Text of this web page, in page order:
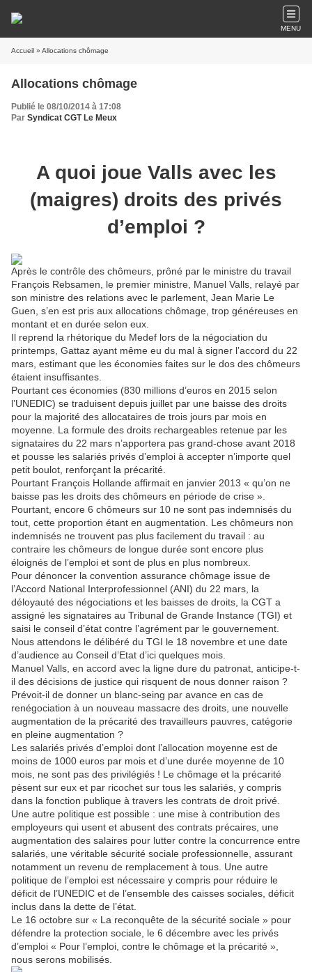
MENU
Accueil » Allocations chômage
Allocations chômage
Publié le 08/10/2014 à 17:08
Par Syndicat CGT Le Meux
A quoi joue Valls avec les
(maigres) droits des privés
d’emploi ?
Après le contrôle des chômeurs, prôné par le ministre du travail
François Rebsamen, le premier ministre, Manuel Valls, relayé par
son ministre des relations avec le parlement, Jean Marie Le
Guen, s’en est pris aux allocations chômage, trop généreuses en
montant et en durée selon eux.
Il reprend la rhétorique du Medef lors de la négociation du
printemps, Gattaz ayant même eu du mal à signer l’accord du 22
mars, estimant que les économies faites sur le dos des chômeurs
étaient insuffisantes.
Pourtant ces économies (830 millions d’euros en 2015 selon
l’UNEDIC) se traduisent depuis juillet par une baisse des droits
pour la majorité des allocataires de trois jours par mois en
moyenne. La formule des droits rechargeables retenue par les
signataires du 22 mars n’apportera pas grand-chose avant 2018
et pousse les salariés privés d’emploi à accepter n’importe quel
petit boulot, renforçant la précarité.
Pourtant François Hollande affirmait en janvier 2013 « qu’on ne
baisse pas les droits des chômeurs en période de crise ».
Pourtant, encore 6 chômeurs sur 10 ne sont pas indemnisés du
tout, cette proportion étant en augmentation. Les chômeurs non
indemnisés ne trouvent pas plus facilement du travail : au
contraire les chômeurs de longue durée sont encore plus
éloignés de l’emploi et sont de plus en plus nombreux.
Pour dénoncer la convention assurance chômage issue de
l’Accord National Interprofessionnel (ANI) du 22 mars, la
déloyauté des négociations et les baisses de droits, la CGT a
assigné les signataires au Tribunal de Grande Instance (TGI) et
saisi le conseil d’état contre l’agrément par le gouvernement.
Nous attendons le délibéré du TGI le 18 novembre et une date
d’audience au Conseil d’Etat d’ici quelques mois.
Manuel Valls, en accord avec la ligne dure du patronat, anticipe-t-
il des décisions de justice qui risquent de nous donner raison ?
Prévoit-il de donner un blanc-seing par avance en cas de
renégociation à un nouveau massacre des droits, une nouvelle
augmentation de la précarité des travailleurs pauvres, catégorie
en pleine augmentation ?
Les salariés privés d’emploi dont l’allocation moyenne est de
moins de 1000 euros par mois et d’une durée moyenne de 10
mois, ne sont pas des privilégiés ! Le chômage et la précarité
pèsent sur eux et par ricochet sur tous les salariés, y compris
dans la fonction publique à travers les contrats de droit privé.
Une autre politique est possible : une mise à contribution des
employeurs qui usent et abusent des contrats précaires, une
augmentation des salaires pour lutter contre la concurrence entre
salariés, une véritable sécurité sociale professionnelle, assurant
notamment un revenu de remplacement à tous. Une autre
politique de l’emploi est nécessaire y compris pour réduire le
déficit de l’UNEDIC et de l’ensemble des caisses sociales, déficit
inclus dans la dette de l’état.
Le 16 octobre sur « La reconquête de la sécurité sociale » pour
défendre la protection sociale, le 6 décembre avec les privés
d’emploi « Pour l’emploi, contre le chômage et la précarité »,
nous serons mobilisés.